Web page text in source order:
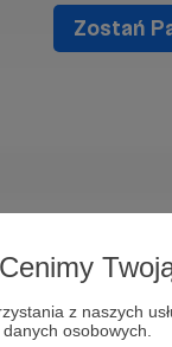
Cenimy
z naszych
osobowych.
Zostań